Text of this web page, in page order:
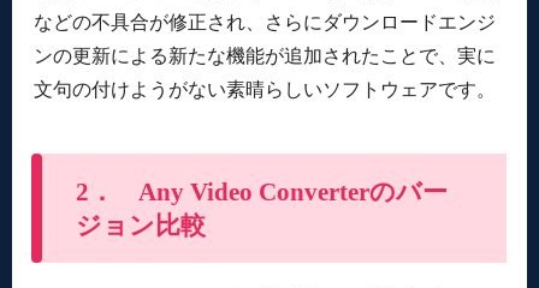
などの不具合が修正され、さらにダウンロードエンジ
ンの更新による新たな機能が追加されたことで、実に
文句の付けようがない素晴らしいソフトウェアです。
2． Any Video Converterのバー
ジョン比較